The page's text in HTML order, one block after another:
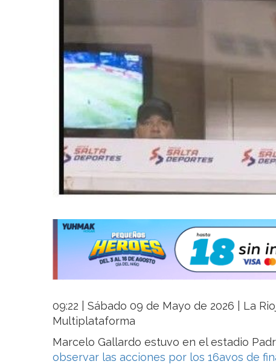
09:22 | Sábado 09 de Mayo de 2026 | La
Multiplataforma
Marcelo Gallardo estuvo en el estadio
observar las acciones por los 16avos de